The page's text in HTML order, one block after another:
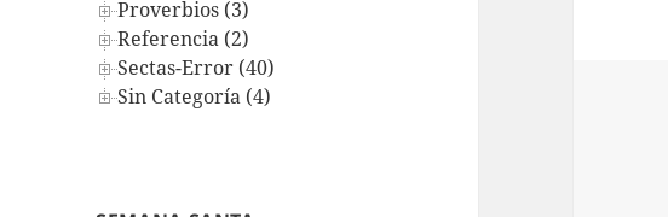
Proverbios (3)
Referencia (2)
Sectas-Error (40)
Sin Categoría (4)